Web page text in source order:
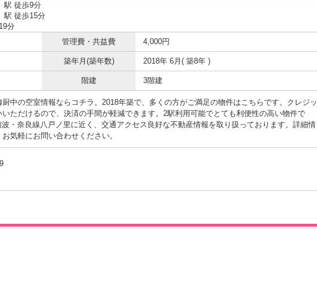
駅 徒歩9分
駅 徒歩15分
分
管理費・共益費 4,000円
築年月(築年数) 2018年 6月( 築8年 )
階建 3階建
中の空室情報ならコチラ。2018年築で、多くの方がご満足の物件はこちらです。クレジッ
いただけるので、決済の手間が軽減できます。2駅利用可能でとても利便性の高い物件で
・奈良線八戸ノ里に近く、交通アクセス良好な不動産情報を取り扱っております。詳細情
気軽にお問い合わせください。